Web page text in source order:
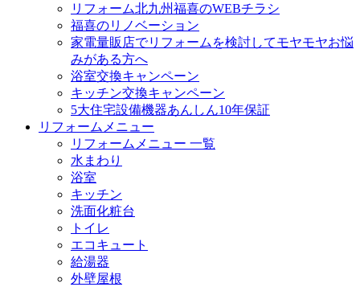
リフォーム北九州福喜のWEBチラシ
福喜のリノベーション
家電量販店でリフォームを検討してモヤモヤお悩
みがある方へ
浴室交換キャンペーン
キッチン交換キャンペーン
5大住宅設備機器あんしん10年保証
リフォームメニュー
リフォームメニュー 一覧
水まわり
浴室
キッチン
洗面化粧台
トイレ
エコキュート
給湯器
外壁屋根